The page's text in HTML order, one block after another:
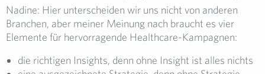
Nadine: Hier unterscheiden wir uns nicht von anderen
Branchen, aber meiner Meinung nach braucht es vier
Elemente für hervorragende Healthcare-Kampagnen:
die richtigen Insights, denn ohne Insight ist alles nichts